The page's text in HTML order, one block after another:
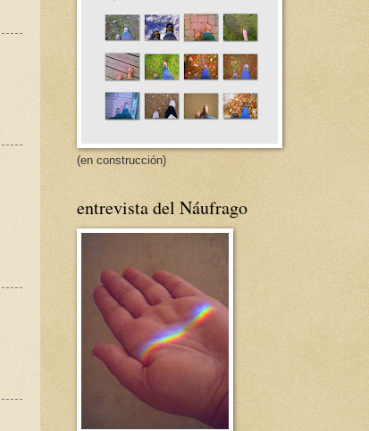
(en construcción)
entrevista del Náufrago